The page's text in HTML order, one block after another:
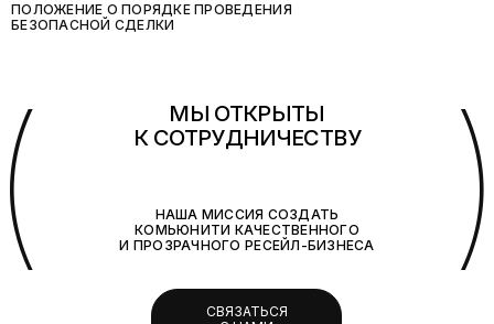
ПОЛОЖЕНИЕ О ПОРЯДКЕ ПРОВЕДЕНИЯ
БЕЗОПАСНОЙ СДЕЛКИ
МЫ ОТКРЫТЫ
К СОТРУДНИЧЕСТВУ
НАША МИССИЯ СОЗДАТЬ
КОМЬЮНИТИ КАЧЕСТВЕННОГО
И ПРОЗРАЧНОГО РЕСЕЙЛ-БИЗНЕСА
СВЯЗАТЬСЯ